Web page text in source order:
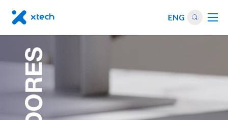
ENG
Alimentación